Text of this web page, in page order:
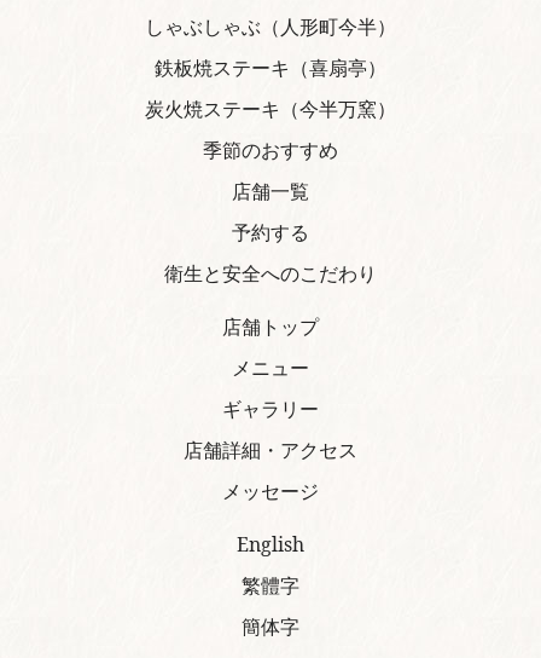
しゃぶしゃぶ（人形町今半）
鉄板焼ステーキ（喜扇亭）
炭火焼ステーキ（今半万窯）
季節のおすすめ
店舗一覧
予約する
衛生と安全へのこだわり
店舗トップ
メニュー
ギャラリー
店舗詳細・アクセス
メッセージ
English
繁體字
簡体字